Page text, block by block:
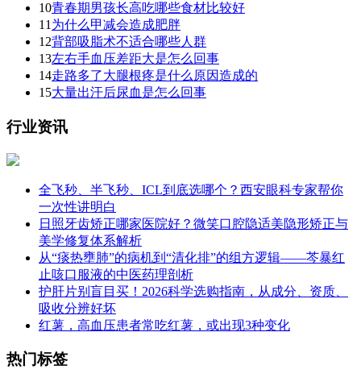
10青春期男孩长高吃哪些食材比较好
11 为什么甲减会造成肥胖
12背部吸脂术不适合哪些人群
13左右手血压差距大是怎么回事
14走路多了大腿根疼是什么原因造成的
15大量出汗后尿血是怎么回事
行业资讯
全飞秒、半飞秒、ICL到底选哪个？西安眼科专家帮你
一次性讲明白
日照牙齿矫正哪家医院好？微笑口腔隐适美隐形矫正与
美学修复体系解析
从“痰热壅肺”的病机到“清化排”的组方逻辑——芩暴红
止咳口服液的中医药理剖析
护肝片别盲目买！2026科学选购指南，从成分、资质、
吸收分辨好坏
红薯，高血压患者常吃红薯，或出现3种变化
热门标签